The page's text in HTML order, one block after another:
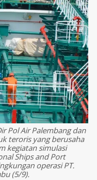
Pol Air Palembang dan
teroris yang berusaha
kegiatan simulasi
Ships and Port
operasi PT.
(5/9).